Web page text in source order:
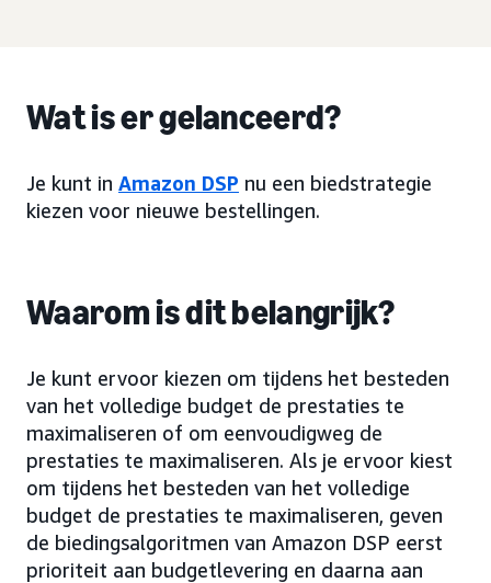
Wat is er gelanceerd?
Je kunt in Amazon DSP nu een biedstrategie
kiezen voor nieuwe bestellingen.
Waarom is dit belangrijk?
Je kunt ervoor kiezen om tijdens het besteden
van het volledige budget de prestaties te
maximaliseren of om eenvoudigweg de
prestaties te maximaliseren. Als je ervoor kiest
om tijdens het besteden van het volledige
budget de prestaties te maximaliseren, geven
de biedingsalgoritmen van Amazon DSP eerst
prioriteit aan budgetlevering en daarna aan